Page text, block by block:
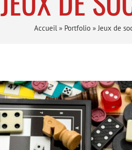
Accueil» Portfolio»Jeux de